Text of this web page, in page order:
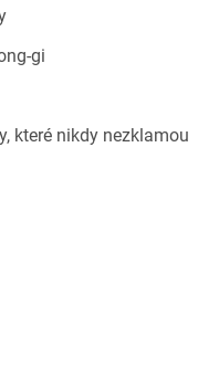
gi
které nikdy nezklamou